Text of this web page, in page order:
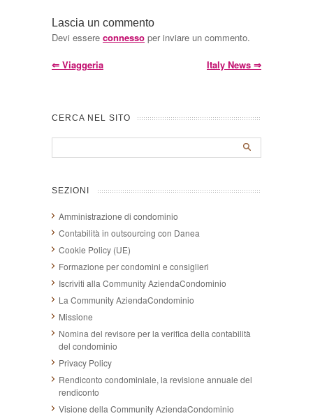
Lascia un commento
Devi essere connesso per inviare un commento.
⇐ Viaggeria Italy News ⇒
CERCA NEL SITO
SEZIONI
Amministrazione di condominio
Contabilità in outsourcing con Danea
Cookie Policy (UE)
Formazione per condomini e consiglieri
Iscriviti alla Community AziendaCondominio
La Community AziendaCondominio
Missione
Nomina del revisore per la verifica della contabilità
del condominio
Privacy Policy
Rendiconto condominiale, la revisione annuale del
rendiconto
Visione della Community AziendaCondominio